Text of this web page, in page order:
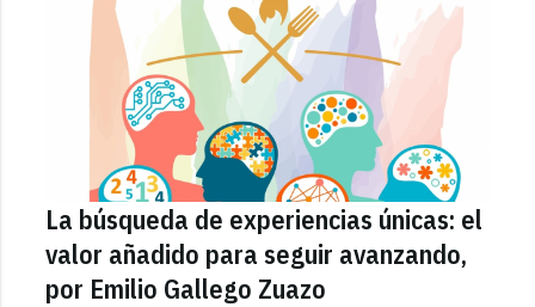
La búsqueda de experiencias únicas: el
valor añadido para seguir avanzando,
por Emilio Gallego Zuazo